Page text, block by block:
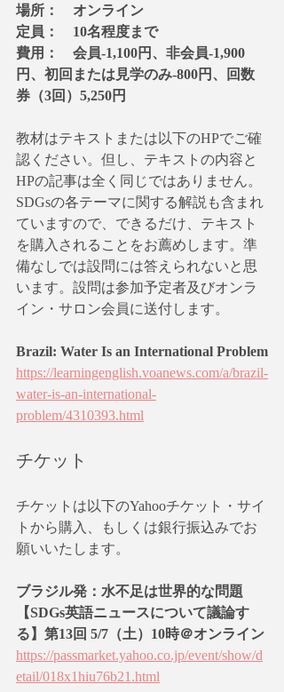
場所：　オンライン
定員：　10名程度まで
費用：　会員-1,100円、非会員-1,900
円、初回または見学のみ-800円、回数
券（3回）5,250円
教材はテキストまたは以下のHPでご確
認ください。但し、テキストの内容と
HPの記事は全く同じではありません。
SDGsの各テーマに関する解説も含まれ
ていますので、できるだけ、テキスト
を購入されることをお薦めします。準
備なしでは設問には答えられないと思
います。設問は参加予定者及びオンラ
イン・サロン会員に送付します。
Brazil: Water Is an International Problem
https://learningenglish.voanews.com/a/brazil-
water-is-an-international-
problem/4310393.html
チケット
チケットは以下のYahooチケット・サイ
トから購入、もしくは銀行振込みでお
願いいたします。
ブラジル発：水不足は世界的な問題
【SDGs英語ニュースについて議論す
る】第13回 5/7（土）10時＠オンライン
https://passmarket.yahoo.co.jp/event/show/d
etail/018x1hiu76b21.html